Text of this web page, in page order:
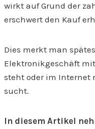
wirkt auf Grund der
erschwert den Kauf
Dies merkt man
Elektronikgeschäft
steht oder im Internet
sucht.
In diesem Artikel